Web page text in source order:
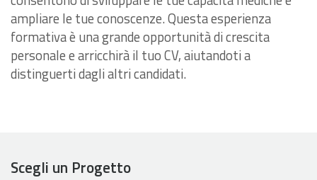
ampliare le tue conoscenze. Questa esperienza
formativa è una grande opportunità di crescita
personale e arricchirà il tuo CV, aiutandoti a
distinguerti dagli altri candidati.
Scegli un Progetto